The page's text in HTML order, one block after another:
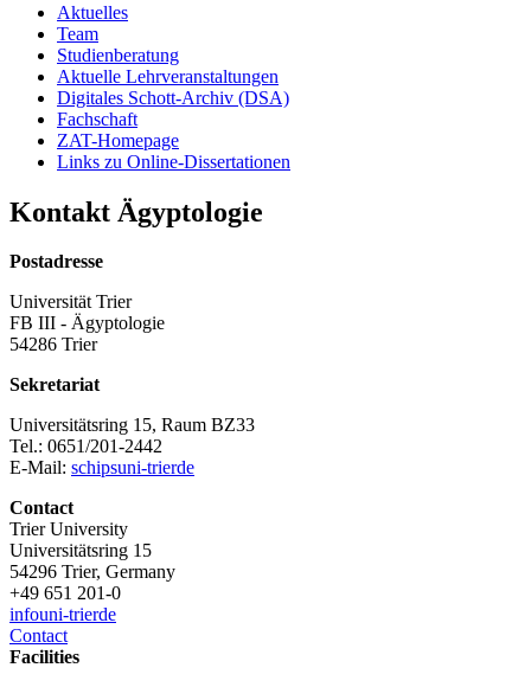
Aktuelles
Team
Studienberatung
Aktuelle Lehrveranstaltungen
Digitales Schott-Archiv (DSA)
Fachschaft
ZAT-Homepage
Links zu Online-Dissertationen
Kontakt Ägyptologie
Postadresse
Universität Trier
FB III - Ägyptologie
54286 Trier
Sekretariat
Universitätsring 15, Raum BZ33
Tel.: 0651/201-2442
E-Mail: schipsuni-trierde
Contact
Trier University
Universitätsring 15
54296 Trier, Germany
+49 651 201-0
infouni-trierde
Contact
Facilities